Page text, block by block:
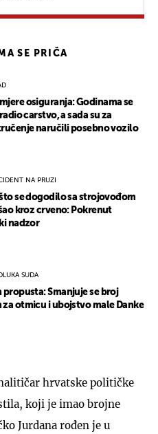
SE PRIČA
osiguranja: Godinama se
carstvo, a sada su za
naručili posebno vozilo
NA PRUZI
se dogodilo sa strojovođom
kroz crveno: Pokrenut
nadzor
SUDA
propusta: Smanjuje se broj
otmicu i ubojstvo male Danke
hrvatske političke
koji je imao brojne
Jurdana rođen je u